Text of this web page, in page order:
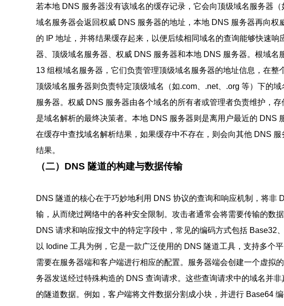
若本地 DNS 服务器没有该域名的缓存记录，它会向顶级域名服务器
域名服务器会返回权威 DNS 服务器的地址，本地 DNS 服务器再向权
的 IP 地址，并将结果缓存起来，以便后续相同域名的查询能够快速
器、顶级域名服务器、权威 DNS 服务器和本地 DNS 服务器。根域名
13 组根域名服务器，它们负责管理顶级域名服务器的地址信息，在整
顶级域名服务器则负责特定顶级域名（如.com、.net、.org 等）下的
服务器。权威 DNS 服务器由各个域名的所有者或管理者负责维护，
是域名解析的最终决策者。本地 DNS 服务器则是离用户最近的 DNS
在缓存中查找域名解析结果，如果缓存中不存在，则会向其他 DNS
结果。
（二）DNS 隧道的构建与数据传输
DNS 隧道的核心在于巧妙地利用 DNS 协议的查询和响应机制，将非
输，从而绕过网络中的各种安全限制。攻击者通常会将需要传输的数
DNS 请求和响应报文中的特定字段中，常见的编码方式包括 Base32、
以 Iodine 工具为例，它是一款广泛使用的 DNS 隧道工具，支持多个
需要在服务器端和客户端进行相应的配置。服务器端会创建一个虚拟
务器发送经过特殊构造的 DNS 查询请求。这些查询请求中的域名并
的隧道数据。例如，客户端将文件数据分割成小块，并进行 Base64